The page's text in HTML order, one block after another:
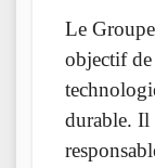
Le
objectif de
durable. Il